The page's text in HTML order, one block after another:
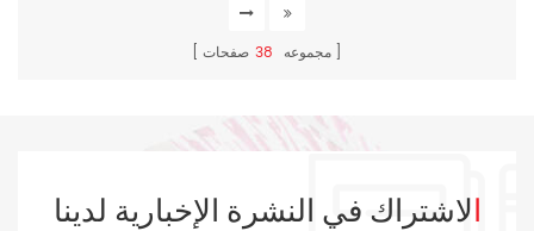
مجموعه 38 صفحات
الاشتراك في النشرة الإخبارية لدينا